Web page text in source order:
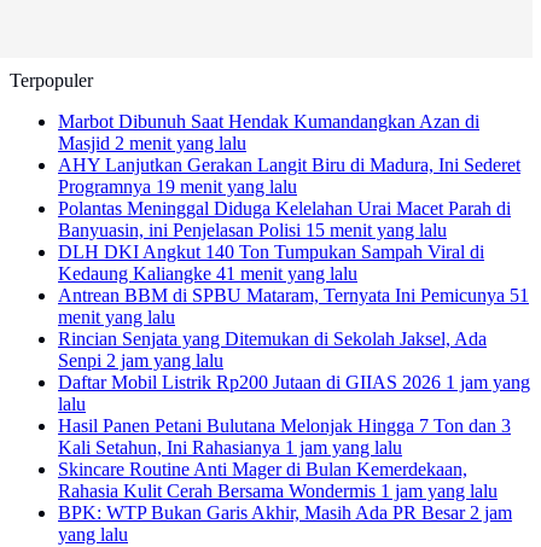
Terpopuler
Marbot Dibunuh Saat Hendak Kumandangkan Azan di
Masjid 2 menit yang lalu
AHY Lanjutkan Gerakan Langit Biru di Madura, Ini Sederet
Programnya 19 menit yang lalu
Polantas Meninggal Diduga Kelelahan Urai Macet Parah di
Banyuasin, ini Penjelasan Polisi 15 menit yang lalu
DLH DKI Angkut 140 Ton Tumpukan Sampah Viral di
Kedaung Kaliangke 41 menit yang lalu
Antrean BBM di SPBU Mataram, Ternyata Ini Pemicunya 51
menit yang lalu
Rincian Senjata yang Ditemukan di Sekolah Jaksel, Ada
Senpi 2 jam yang lalu
Daftar Mobil Listrik Rp200 Jutaan di GIIAS 2026 1 jam yang
lalu
Hasil Panen Petani Bulutana Melonjak Hingga 7 Ton dan 3
Kali Setahun, Ini Rahasianya 1 jam yang lalu
Skincare Routine Anti Mager di Bulan Kemerdekaan,
Rahasia Kulit Cerah Bersama Wondermis 1 jam yang lalu
BPK: WTP Bukan Garis Akhir, Masih Ada PR Besar 2 jam
yang lalu